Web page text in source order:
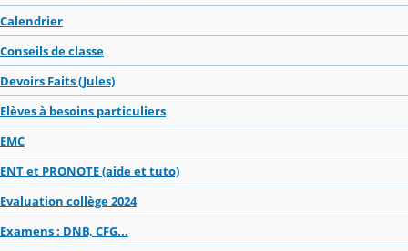
Calendrier
Conseils de classe
Devoirs Faits (Jules)
Elèves à besoins particuliers
EMC
ENT et PRONOTE (aide et tuto)
Evaluation collège 2024
Examens : DNB, CFG...